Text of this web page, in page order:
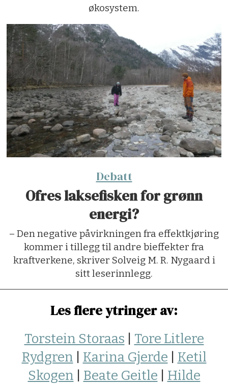
økosystem.
Debatt
Ofres laksefisken for grønn
energi?
– Den negative påvirkningen fra effektkjøring
kommer i tillegg til andre bieffekter fra
kraftverkene, skriver Solveig M. R. Nygaard i
sitt leserinnlegg.
Les flere ytringer av:
Torstein Storaas
Tore Litlere
Rydgren
Karina Gjerde
Ketil
Skogen
Beate Geitle
Hilde